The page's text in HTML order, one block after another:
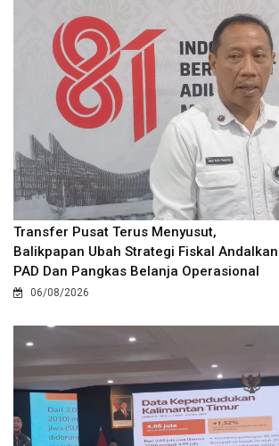
Transfer Pusat Terus Menyusut,
Balikpapan Ubah Strategi Fiskal Andalkan
PAD Dan Pangkas Belanja Operasional
06/08/2026